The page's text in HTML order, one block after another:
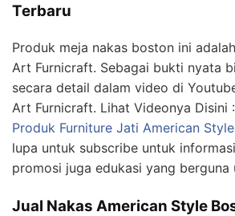
Terbaru
Produk meja nakas boston ini
Art Furnicraft. Sebagai bukti nyata
secara detail dalam video di
Art Furnicraft. Lihat Videonya Disini :
Produk Furniture Jati American
lupa untuk subscribe untuk
promosi juga edukasi yang berguna
Jual Nakas American Style